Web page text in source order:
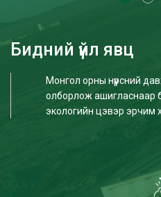
Бидний үйл явц
Монгол орны нүүрсний
олборлож ашигласнаар
экологийн цэвэр эрчим